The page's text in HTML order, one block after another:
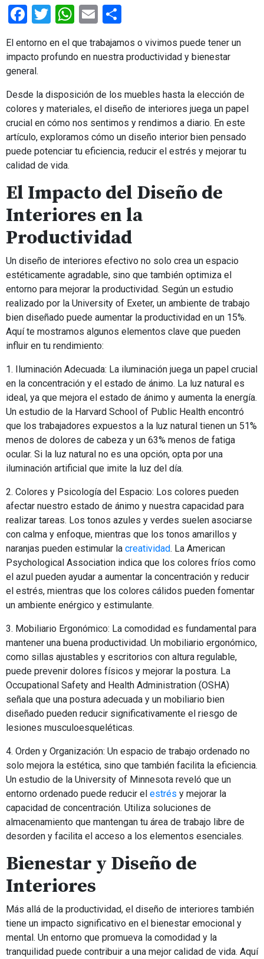
Facebook
Twitter
WhatsApp
Email
El entorno en el que trabajamos o vivimos puede tener un
impacto profundo en nuestra productividad y bienestar
general.
Desde la disposición de los muebles hasta la elección de
colores y materiales, el diseño de interiores juega un papel
crucial en cómo nos sentimos y rendimos a diario. En este
artículo, exploramos cómo un diseño interior bien pensado
puede potenciar tu eficiencia, reducir el estrés y mejorar tu
calidad de vida.
El Impacto del Diseño de
Interiores en la
Productividad
Un diseño de interiores efectivo no solo crea un espacio
estéticamente agradable, sino que también optimiza el
entorno para mejorar la productividad. Según un estudio
realizado por la University of Exeter, un ambiente de trabajo
bien diseñado puede aumentar la productividad en un 15%.
Aquí te mostramos algunos elementos clave que pueden
influir en tu rendimiento:
1. Iluminación Adecuada: La iluminación juega un papel crucial
en la concentración y el estado de ánimo. La luz natural es
ideal, ya que mejora el estado de ánimo y aumenta la energía.
Un estudio de la Harvard School of Public Health encontró
que los trabajadores expuestos a la luz natural tienen un 51%
menos de dolores de cabeza y un 63% menos de fatiga
ocular. Si la luz natural no es una opción, opta por una
iluminación artificial que imite la luz del día.
2. Colores y Psicología del Espacio: Los colores pueden
afectar nuestro estado de ánimo y nuestra capacidad para
realizar tareas. Los tonos azules y verdes suelen asociarse
con calma y enfoque, mientras que los tonos amarillos y
naranjas pueden estimular la creatividad. La American
Psychological Association indica que los colores fríos como
el azul pueden ayudar a aumentar la concentración y reducir
el estrés, mientras que los colores cálidos pueden fomentar
un ambiente enérgico y estimulante.
3. Mobiliario Ergonómico: La comodidad es fundamental para
mantener una buena productividad. Un mobiliario ergonómico,
como sillas ajustables y escritorios con altura regulable,
puede prevenir dolores físicos y mejorar la postura. La
Occupational Safety and Health Administration (OSHA)
señala que una postura adecuada y un mobiliario bien
diseñado pueden reducir significativamente el riesgo de
lesiones musculoesqueléticas.
4. Orden y Organización: Un espacio de trabajo ordenado no
solo mejora la estética, sino que también facilita la eficiencia.
Un estudio de la University of Minnesota reveló que un
entorno ordenado puede reducir el estrés y mejorar la
capacidad de concentración. Utiliza soluciones de
almacenamiento que mantengan tu área de trabajo libre de
desorden y facilita el acceso a los elementos esenciales.
Bienestar y Diseño de
Interiores
Más allá de la productividad, el diseño de interiores también
tiene un impacto significativo en el bienestar emocional y
mental. Un entorno que promueva la comodidad y la
tranquilidad puede contribuir a una mejor calidad de vida. Aquí